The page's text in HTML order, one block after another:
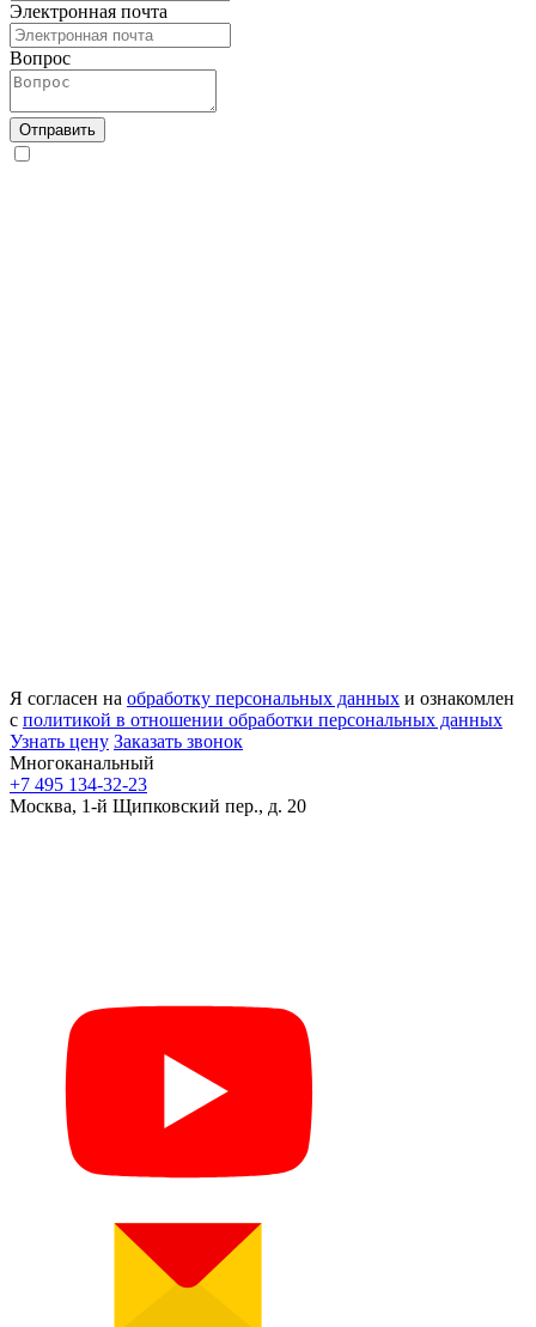
Электронная почта
Вопрос
Отправить
Я согласен на обработку персональных данных и ознакомлен
с политикой в отношении обработки персональных данных
Узнать цену Заказать звонок
Многоканальный
+7 495 134-32-23
Москва, 1-й Щипковский пер., д. 20